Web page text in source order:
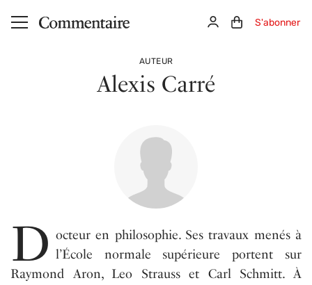
Aller au contenu principal ConnexionPanier (0)
S'abonner
AUTEUR
Alexis Carré
D octeur en philosophie. Ses travaux menés à
l’École normale supérieure portent sur
Raymond Aron, Leo Strauss et Carl Schmitt. À